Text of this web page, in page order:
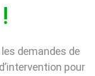
demandes de
pour